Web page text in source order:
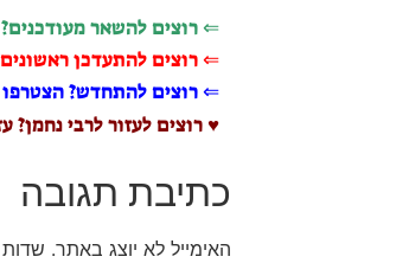
⇐ רוצים להשאר
⇐ רוצים להתעדכן
⇐ רוצים להתחדש? הצטרפו
♥ רוצים לעזור לרבי נחמן?
כתיבת תגובה
האימייל לא יוצג באתר.